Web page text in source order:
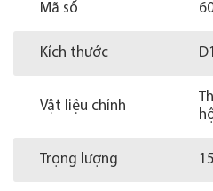
Mã số
Kích thước
Vật liệu chính
Trọng lượng